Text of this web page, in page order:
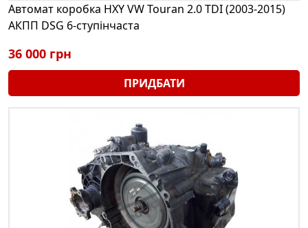
Автомат коробка HXY VW Touran 2.0 TDI (2003-2015)
АКПП DSG 6-ступінчаста
36 000 грн
ПРИДБАТИ